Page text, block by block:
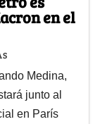
en el
Medina,
junto al
en París